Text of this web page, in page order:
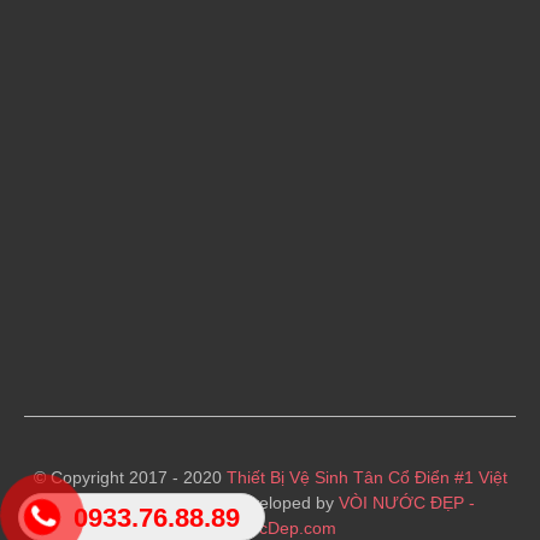
0933.76.88.89
© Copyright 2017 - 2020 Thiết Bị Vệ Sinh Tân Cổ Điển #1 Việt
Nam
· Designed and Developed by VÒI NƯỚC ĐẸP -
VoiNuocDep.com